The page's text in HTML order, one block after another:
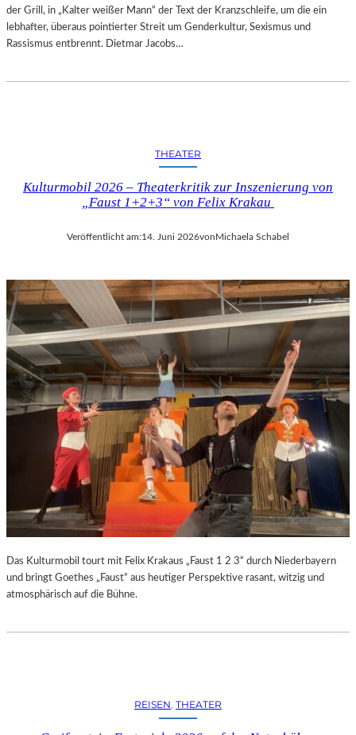
der Grill, in „Kalter weißer Mann“ der Text der Kranzschleife, um die ein
lebhafter, überaus pointierter Streit um Genderkultur, Sexismus und
Rassismus entbrennt. Dietmar Jacobs…
THEATER
Kulturmobil 2026 – Theaterkritik zur Inszenierung von
„Faust 1+2+3“ von Felix Krakau
Veröffentlicht am:14. Juni 2026vonMichaela Schabel
Das Kulturmobil tourt mit Felix Krakaus „Faust 1 2 3“ durch Niederbayern
und bringt Goethes „Faust“ aus heutiger Perspektive rasant, witzig und
atmosphärisch auf die Bühne.
REISEN, THEATER